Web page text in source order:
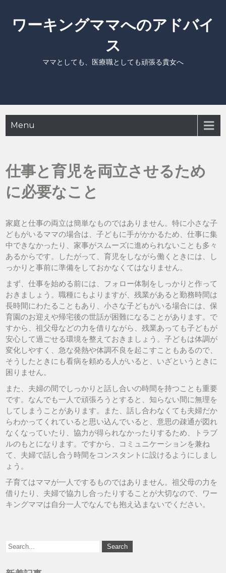
content
ワーキングママへのアドバイ
ス
ママとしても、医療職としても頑張る貴女へ
Menu
仕事と育児を両立させるため
に必要なこと
家庭と仕事の両立は簡単なものではありません。特に小さな子
どもがいるママの場合は、子どもに手がかかるため、仕事に集
中できなかったり、家事がスムーズに進められないことも多々
あるからです。したがって、育児をしながら働くときには、し
っかりと事前に準備をしておかなくてはなりません。
まず、仕事を始める前には、フォロー体制をしっかりと作って
おきましょう。職種にもよりますが、残業があると勤務時間は
長時間にわたることもあり、小さな子どもがいる場合には、保
育園のお迎えや帰宅後の世話が困難になることがあります。で
すから、祖父母などの力を借りながら、残業あっても子どもが
安心して過ごせる環境を整えておきましょう。子どもは体調が
変化しやすく、急な発熱や体調不良を起こすこともあるので、
そうしたときにも看病を頼める人がいると、いざというときに
困りません。
また、夫婦の間でしっかりと話し合いの時間を持つことも重要
です。なんでも一人で頑張ろうとすると、知らない間に無理を
してしまうことがあります。また、話し合わなくても夫婦だか
らわかってくれていると思い込んでいると、意思の疎通が図れ
なくなっていたり、協力が得られなかったりするため、トラブ
ルのもとになります。ですから、コミュニケーションを兼ね
て、夫婦で話し合う時間をコンスタントに設けるようにしまし
ょう。
子育てはママが一人でするものではありません。祖父母の力を
借りたり、夫婦で協力し合ったりすることが大切なので、ワー
キングママは自分一人でなんでも抱え込まないでください。